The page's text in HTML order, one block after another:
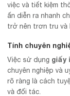
việc và tiết kiệm
ấn diễn ra nhanh
trở nên trơn tru và
Tính chuyên
Việc sử dụng giấy
chuyên nghiệp và
rõ ràng là cách
và đối tác.